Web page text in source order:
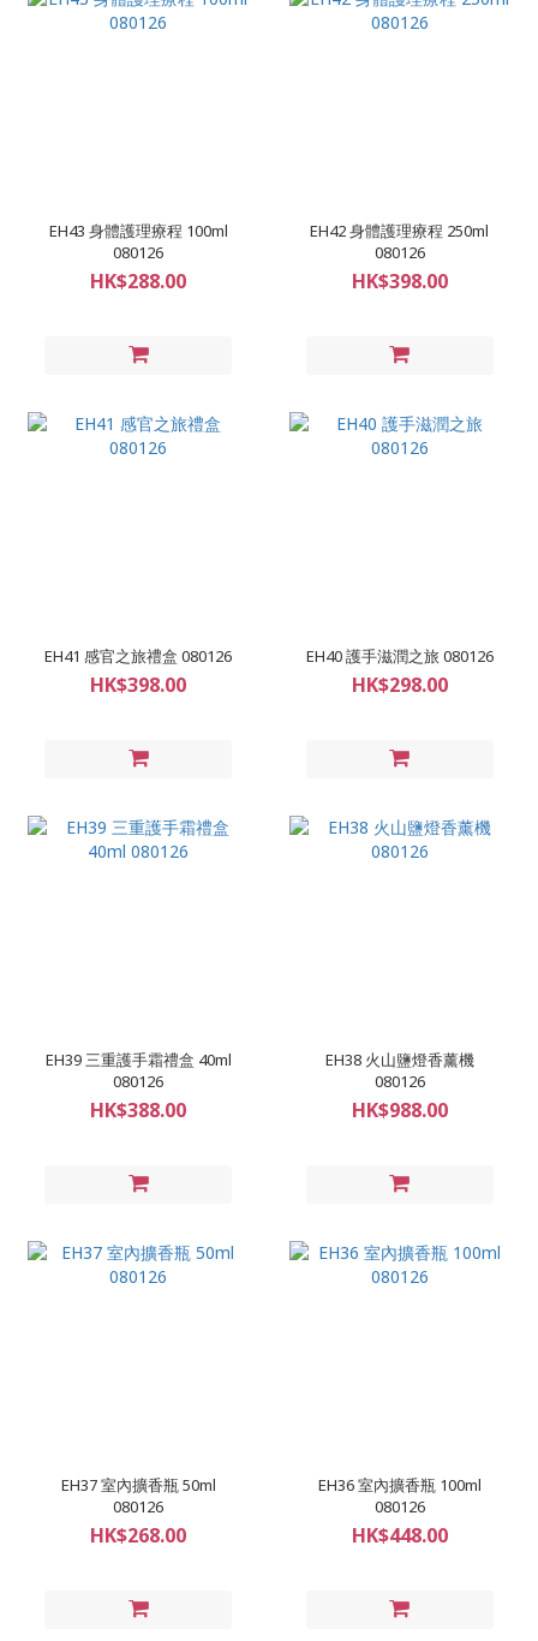
EH43 身體護理療程 100ml
080126
HK$288.00
EH42 身體護理療程 250ml
080126
HK$398.00
EH41 感官之旅禮盒 080126
HK$398.00
EH40 護手滋潤之旅 080126
HK$298.00
EH39 三重護手霜禮盒 40ml
080126
HK$388.00
EH38 火山鹽燈香薰機
080126
HK$988.00
EH37 室內擴香瓶 50ml
080126
HK$268.00
EH36 室內擴香瓶 100ml
080126
HK$448.00